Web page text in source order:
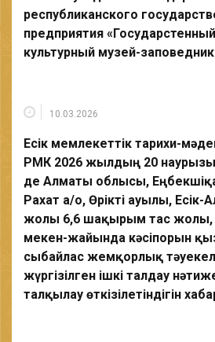
республиканского
предприятия
культурный музей-заповедник
10.03.2026
Есік мемлекеттік тарихи-
РМҚК 2026 жылдың 20
де Алматы облысы,
Рахат а/о, Өрікті ауылы, Есік-
жолы 6,6 шақырым тас жолы,
мекен-жайында кәсіпорын
сыбайлас жемқорлық
жүргізілген ішкі талдау
талқылау өткізілетіндігін